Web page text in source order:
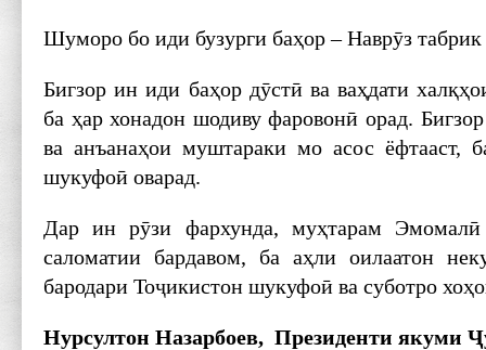
Шуморо бо иди бузурги баҳор – Наврӯз
Бигзор ин иди баҳор дӯстӣ ва ваҳдати
ба ҳар хонадон шодиву фаровонӣ орад.
ва анъанаҳои муштараки мо асос ёфтааст,
шукуфоӣ оварад.
Дар ин рӯзи фархунда, муҳтарам
саломатии бардавом, ба аҳли оилаатон
бародари Тоҷикистон шукуфоӣ ва суботро
Нурсултон Назарбоев, Президенти якуми